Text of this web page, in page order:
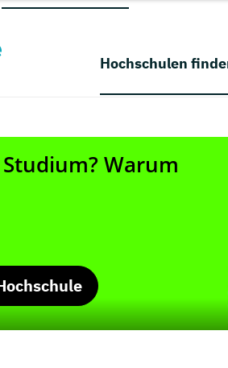
Hochschulen